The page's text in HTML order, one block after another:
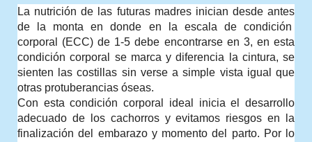
La nutrición de las futuras madres inician desde antes
de la monta en donde en la escala de condición
corporal (ECC) de 1-5 debe encontrarse en 3, en esta
condición corporal se marca y diferencia la cintura, se
sienten las costillas sin verse a simple vista igual que
otras protuberancias óseas.
Con esta condición corporal ideal inicia el desarrollo
adecuado de los cachorros y evitamos riesgos en la
finalización del embarazo y momento del parto. Por lo